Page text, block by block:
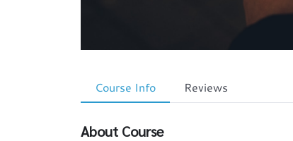
Course Info Reviews
About Course